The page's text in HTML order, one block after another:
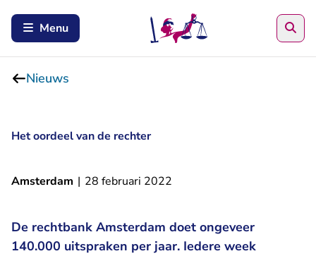
Menu
Nieuws
Het oordeel van de rechter
Amsterdam | 28 februari 2022
De rechtbank Amsterdam doet ongeveer
140.000 uitspraken per jaar. Iedere week